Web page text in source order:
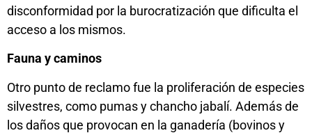
disconformidad por la burocratización que dificulta el
acceso a los mismos.
Fauna y caminos
Otro punto de reclamo fue la proliferación de especies
silvestres, como pumas y chancho jabalí. Además de
los daños que provocan en la ganadería (bovinos y